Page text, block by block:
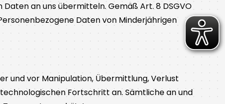
an uns übermitteln. Gemäß Art. 8 DSGVO
Daten von Minderjährigen
und vor Manipulation, Übermittlung, Verlust
Fortschritt an. Sämtliche an und